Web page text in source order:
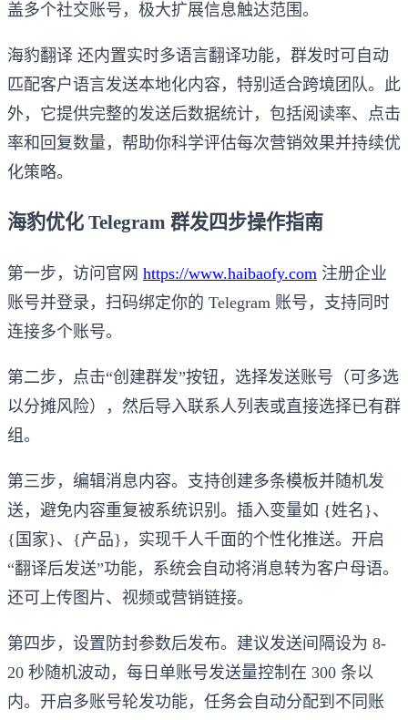
盖多个社交账号，极大扩展信息触达范围。
海豹翻译 还内置实时多语言翻译功能，群发时可自动
匹配客户语言发送本地化内容，特别适合跨境团队。此
外，它提供完整的发送后数据统计，包括阅读率、点击
率和回复数量，帮助你科学评估每次营销效果并持续优
化策略。
海豹优化 Telegram 群发四步操作指南
第一步，访问官网 https://www.haibaofy.com 注册企业
账号并登录，扫码绑定你的 Telegram 账号，支持同时
连接多个账号。
第二步，点击“创建群发”按钮，选择发送账号（可多选
以分摊风险），然后导入联系人列表或直接选择已有群
组。
第三步，编辑消息内容。支持创建多条模板并随机发
送，避免内容重复被系统识别。插入变量如 {姓名}、
{国家}、{产品}，实现千人千面的个性化推送。开启
“翻译后发送”功能，系统会自动将消息转为客户母语。
还可上传图片、视频或营销链接。
第四步，设置防封参数后发布。建议发送间隔设为 8-
20 秒随机波动，每日单账号发送量控制在 300 条以
内。开启多账号轮发功能，任务会自动分配到不同账